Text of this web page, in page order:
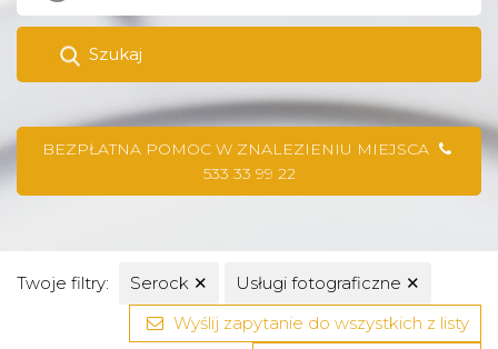
Szukaj
BEZPŁATNA POMOC W ZNALEZIENIU MIEJSCA
533 33 99 22
Twoje filtry: Serock ✕ Usługi fotograficzne ✕
Wyślij zapytanie do wszystkich z listy